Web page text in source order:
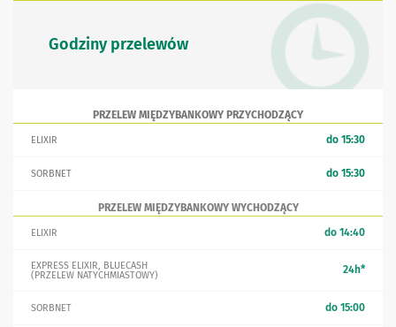
Godziny przelewów
PRZELEW MIĘDZYBANKOWY PRZYCHODZĄCY
ELIXIR do 15:30
SORBNET do 15:30
PRZELEW MIĘDZYBANKOWY WYCHODZĄCY
ELIXIR do 14:40
EXPRESS ELIXIR, BLUECASH
(PRZELEW NATYCHMIASTOWY)
24h*
SORBNET do 15:00